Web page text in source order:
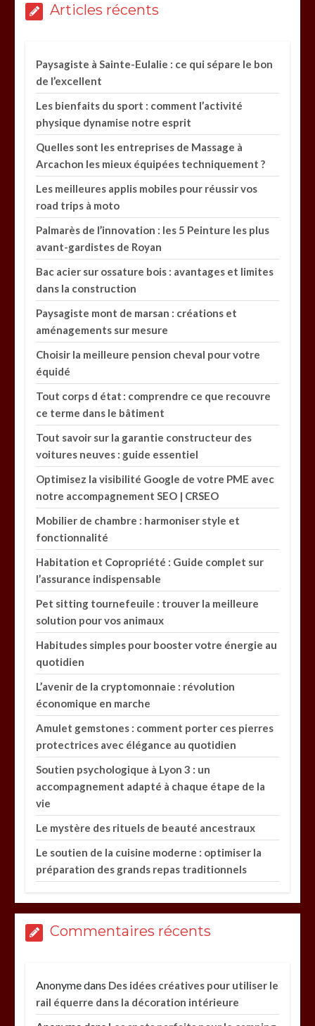
Articles récents
Paysagiste à Sainte-Eulalie : ce qui sépare le bon
de l’excellent
Les bienfaits du sport : comment l’activité
physique dynamise notre esprit
Quelles sont les entreprises de Massage à
Arcachon les mieux équipées techniquement ?
Les meilleures applis mobiles pour réussir vos
road trips à moto
Palmarès de l’innovation : les 5 Peinture les plus
avant-gardistes de Royan
Bac acier sur ossature bois : avantages et limites
dans la construction
Paysagiste mont de marsan : créations et
aménagements sur mesure
Choisir la meilleure pension cheval pour votre
équidé
Tout corps d état : comprendre ce que recouvre
ce terme dans le bâtiment
Tout savoir sur la garantie constructeur des
voitures neuves : guide essentiel
Optimisez la visibilité Google de votre PME avec
notre accompagnement SEO | CRSEO
Mobilier de chambre : harmoniser style et
fonctionnalité
Habitation et Copropriété : Guide complet sur
l’assurance indispensable
Pet sitting tournefeuile : trouver la meilleure
solution pour vos animaux
Habitudes simples pour booster votre énergie au
quotidien
L’avenir de la cryptomonnaie : révolution
économique en marche
Amulet gemstones : comment porter ces pierres
protectrices avec élégance au quotidien
Soutien psychologique à Lyon 3 : un
accompagnement adapté à chaque étape de la
vie
Le mystère des rituels de beauté ancestraux
Le soutien de la cuisine moderne : optimiser la
préparation des grands repas traditionnels
Commentaires récents
Anonymedans Des idées créatives pour utiliser le
rail équerre dans la décoration intérieure